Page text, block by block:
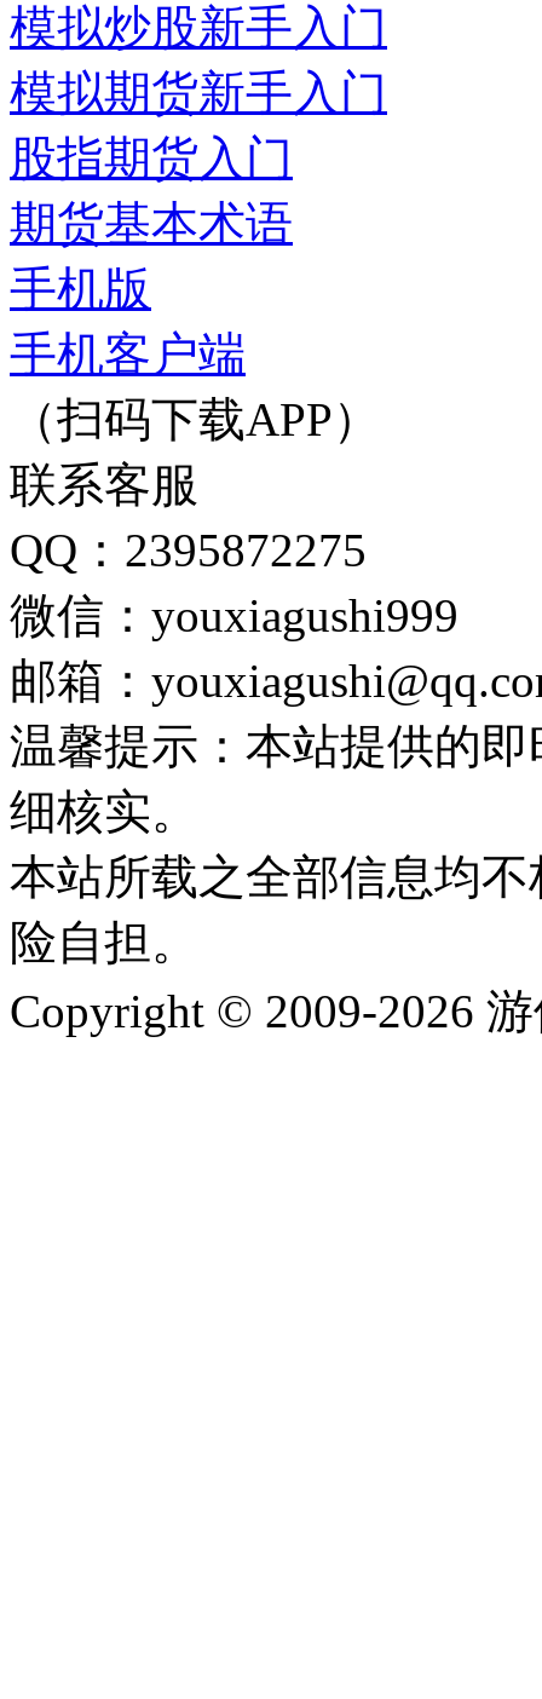
模拟炒股新手入门
模拟期货新手入门
股指期货入门
期货基本术语
手机版
手机客户端
（扫码下载APP）
联系客服
QQ：2395872275
微信：youxiagushi999
邮箱：
温馨提示：本站提供的
细核实。
本站所载之全部信息均
险自担。
Copyright © 2009-2026